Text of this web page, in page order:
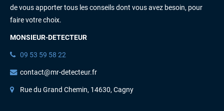
de vous apporter tous les conseils dont vous avez besoin, pour
faire votre choix.
MONSIEUR-DETECTEUR
09 53 59 58 22
contact@mr-detecteur.fr
Rue du Grand Chemin, 14630, Cagny